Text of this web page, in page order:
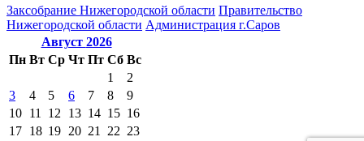
Закcобрание Нижегородской области Правительство
Нижегородской области Администрация г.Саров
Август 2026
Пн Вт Ср Чт Пт Сб Вс
1
2
3
4 5 6 7 8
9
10 11 12 13 14 15 16
17 18 19 20 21 22 23